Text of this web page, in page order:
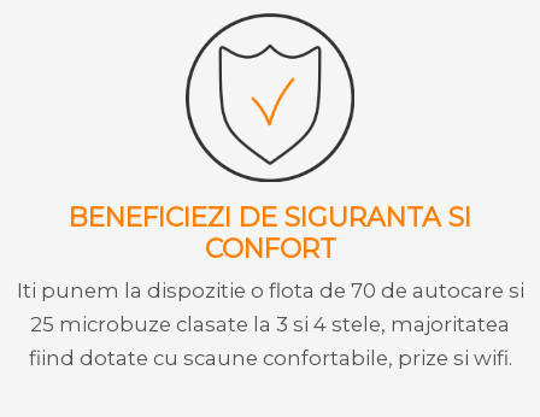
BENEFICIEZI DE SIGURANTA SI
CONFORT
Iti punem la dispozitie o flota de 70 de autocare si
25 microbuze clasate la 3 si 4 stele, majoritatea
fiind dotate cu scaune confortabile, prize si wifi.